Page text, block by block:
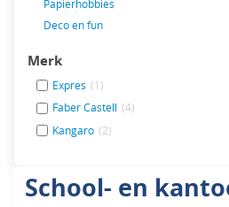
Papierhobbies
Deco en fun
Merk
Expres (1)
Faber Castell (4)
Kangaro (2)
School- en